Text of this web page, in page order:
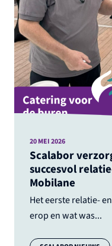
Scalabor
succesvol
Mobilane
Het eerste relatie-
erop en wat was...
20 MEI 2026